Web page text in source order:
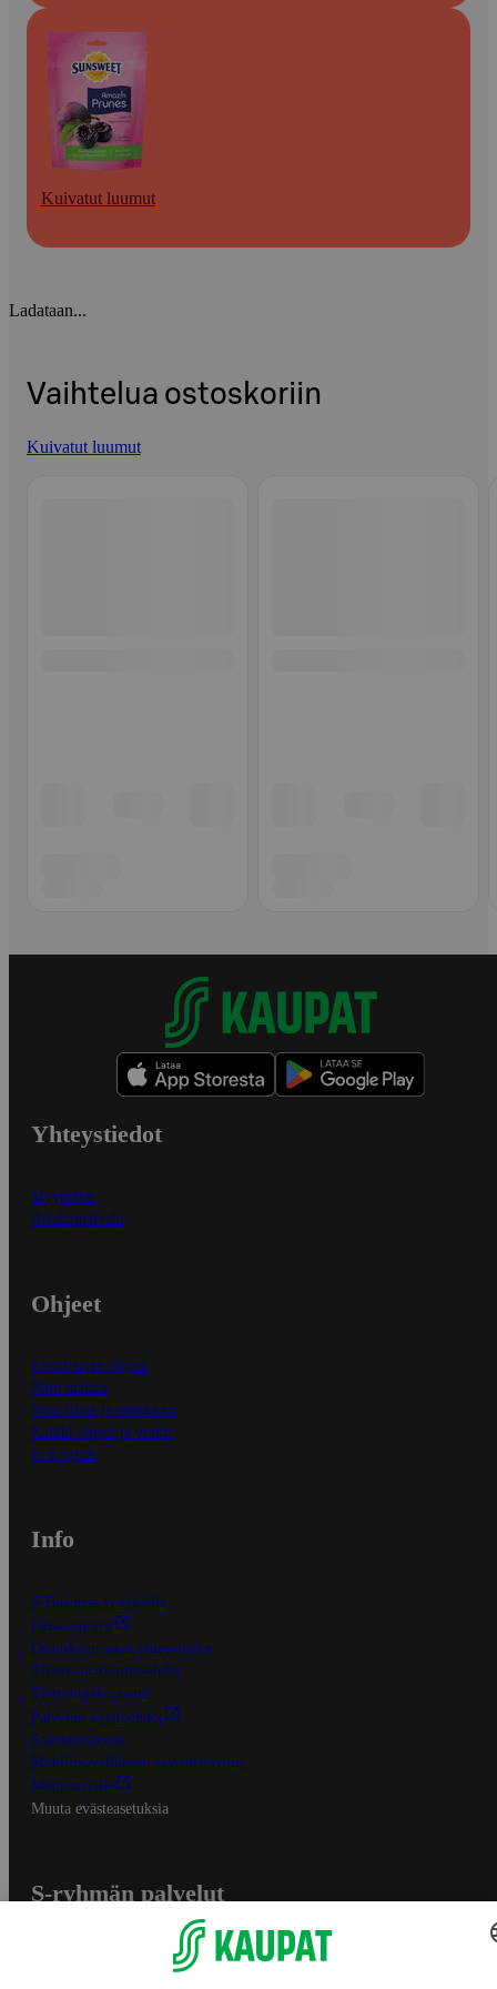
Kuivatut luumut
Ladataan...
Vaihtelua ostoskoriin
Kuivatut luumut
Yhteystiedot
Myymälät
Asiakaspalvelu
Ohjeet
Ensitilaajan ohjeet
Näin maksat
Näin tilaat ja muokkaat
Kaikki ohjeet ja vinkit
In English
Info
S-Business yrityksille
Oiva-raportit
Osuuskauppojen yhteystiedot
Tilaus- ja toimitusehdot
Tietosuojakäytäntö
Palvelun käyttöehdot
Saavutettavuus
Mobiilisovelluksen saavutettavuus
Mainostajalle
Muuta evästeasetuksia
S-ryhmän palvelut